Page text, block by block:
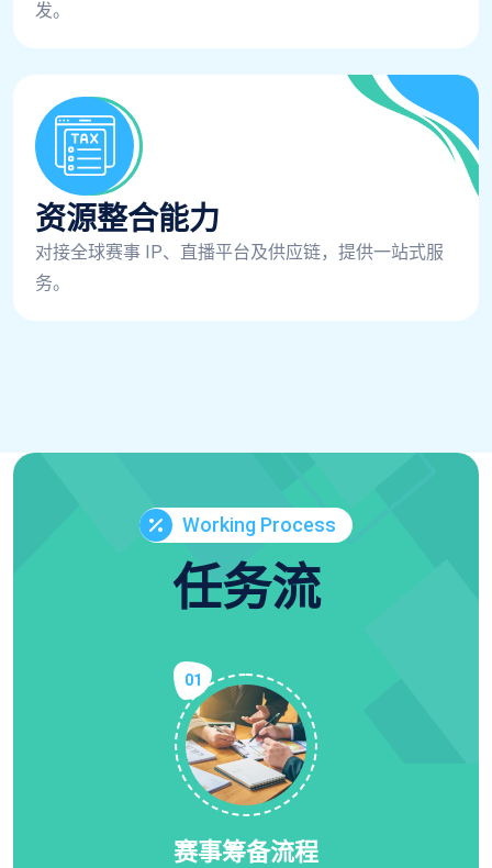
发。
资源整合能力
对接全球赛事 IP、直播平台及供应链，提供一站式服
务。
Working Process
任务流
01
赛事筹备流程